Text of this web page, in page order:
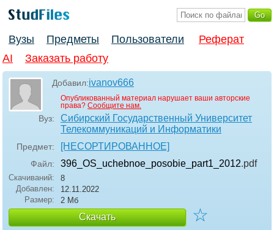
Вузы Предметы Пользователи
Реферат
AI
Заказать работу
Добавил:ivanov666
Опубликованный материал нарушает ваши авторские
права? Сообщите нам.
Вуз:
Сибирский Государственный Университет
Телекоммуникаций и Информатики
Предмет: [НЕСОРТИРОВАННОЕ]
Файл: 396_OS_uchebnoe_posobie_part1_2012.pdf
Скачиваний:
8
Добавлен:
12.11.2022
Размер:
2 Мб
Скачать ☆